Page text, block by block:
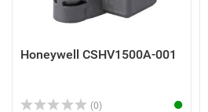
Honeywell CSHV1500A-001
(0)